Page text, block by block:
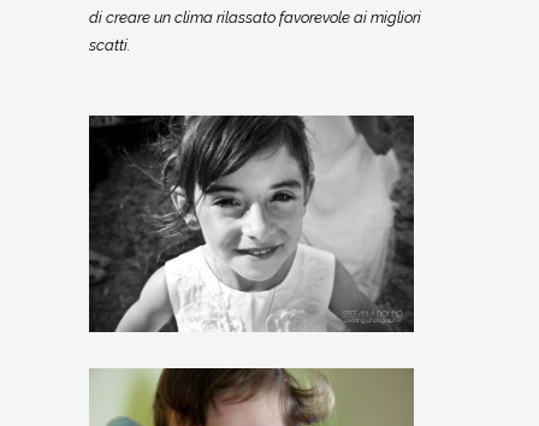
di creare un clima rilassato favorevole ai migliori
scatti.